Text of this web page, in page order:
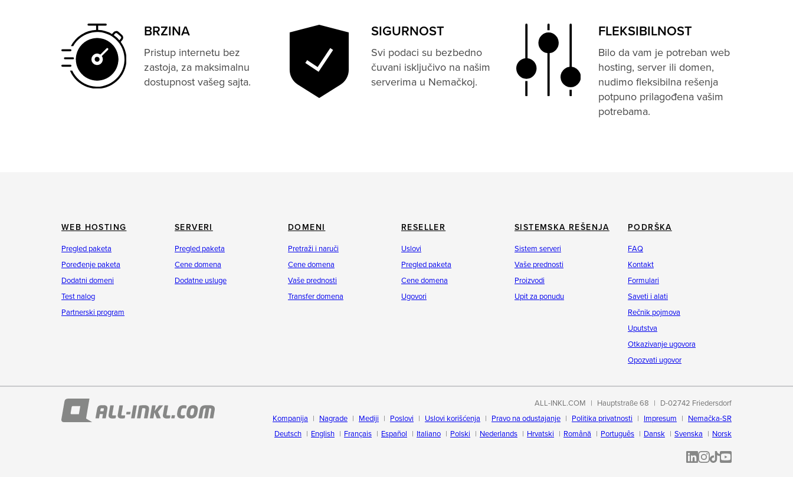
BRZINA
Pristup internetu bez
zastoja, za maksimalnu
dostupnost vašeg sajta.
SIGURNOST
Svi podaci su bezbedno
čuvani isključivo na našim
serverima u Nemačkoj.
FLEKSIBILNOST
Bilo da vam je potreban web
hosting, server ili domen,
nudimo fleksibilna rešenja
potpuno prilagođena vašim
potrebama.
WEB HOSTING
Pregled paketa
Poređenje paketa
Dodatni domeni
Test nalog
Partnerski program
SERVERI
Pregled paketa
Cene domena
Dodatne usluge
DOMENI
Pretraži i naruči
Cene domena
Vaše prednosti
Transfer domena
RESELLER
Uslovi
Pregled paketa
Cene domena
Ugovori
SISTEMSKA REŠENJA
Sistem serveri
Vaše prednosti
Proizvodi
Upit za ponudu
PODRŠKA
FAQ
Kontakt
Formulari
Saveti i alati
Rečnik pojmova
Uputstva
Otkazivanje ugovora
Opozvati ugovor
ALL-INKL.COM Hauptstraße 68
D-02742 Friedersdorf
Kompanija
Nagrade Mediji Poslovi Uslovi korišćenja Pravo na odustajanje Politika privatnosti Impresum
Nemačka-SR
Deutsch
English Français Español Italiano Polski Nederlands Hrvatski Română Português Dansk Svenska Norsk
ALL-INKL.COM | LinkedIn
ALL-INKL.COM • Instagram
ALL-INKL.COM | TikTok
ALLINKL.COM -